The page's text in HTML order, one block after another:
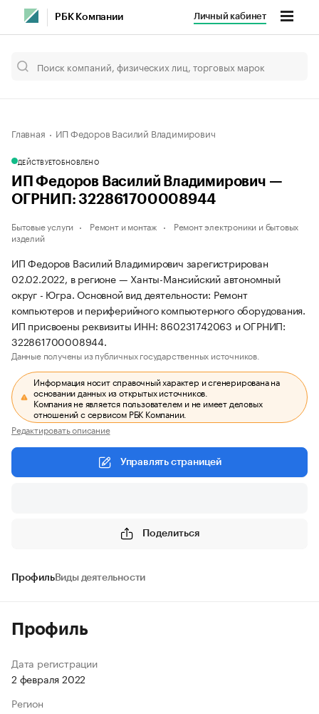
РБК Компании Личный кабинет
Главная ИП Федоров Василий Владимирович
ДЕЙСТВУЕТОБНОВЛЕНО
ИП Федоров Василий Владимирович —
ОГРНИП: 322861700008944
Бытовые услуги Ремонт и монтаж
Ремонт электроники и бытовых
изделий
ИП Федоров Василий Владимирович зарегистрирован
02.02.2022, в регионе — Ханты-Мансийский автономный
округ - Югра. Основной вид деятельности: Ремонт
компьютеров и периферийного компьютерного оборудования.
ИП присвоены реквизиты ИНН: 860231742063 и ОГРНИП:
322861700008944.
Данные получены из публичных государственных источников.
Информация носит справочный характер и сгенерирована на
основании данных из открытых источников.
Компания не является пользователем и не имеет деловых
отношений с сервисом РБК Компании.
Редактировать описание
Управлять страницей
Поделиться
ПрофильВиды деятельности
Профиль
Дата регистрации
2 февраля 2022
Регион